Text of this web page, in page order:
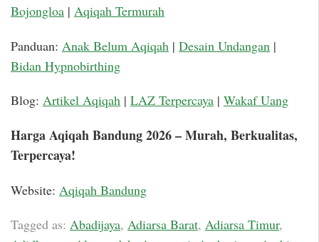
Bojongloa | Aqiqah Termurah
Panduan: Anak Belum Aqiqah | Desain Undangan |
Bidan Hypnobirthing
Blog: Artikel Aqiqah | LAZ Terpercaya | Wakaf Uang
Harga Aqiqah Bandung 2026 – Murah, Berkualitas,
Terpercaya!
Website: Aqiqah Bandung
Tagged as: Abadijaya, Adiarsa Barat, Adiarsa Timur,